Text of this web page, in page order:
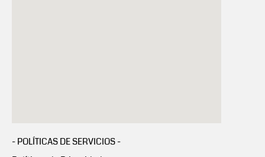
- POLÍTICAS DE SERVICIOS -